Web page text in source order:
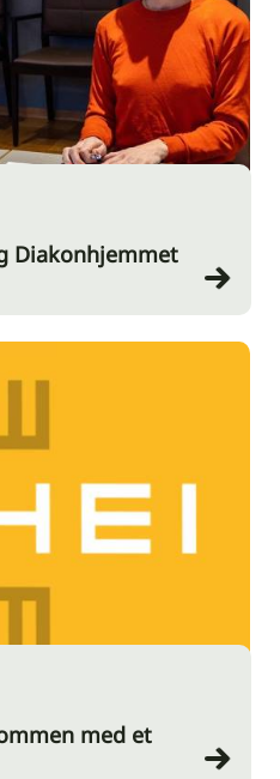
Diakonhjemmet
med et